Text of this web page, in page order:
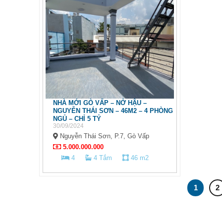
NHÀ MỚI GÒ VẤP – NỞ HẬU –
NGUYỄN THÁI SƠN – 46M2 – 4 PHÒNG
NGỦ – CHỈ 5 TỶ
30/09/2024
Nguyễn Thái Sơn, P.7, Gò Vấp
5.000.000.000
4
4 Tắm 46 m2
1 2